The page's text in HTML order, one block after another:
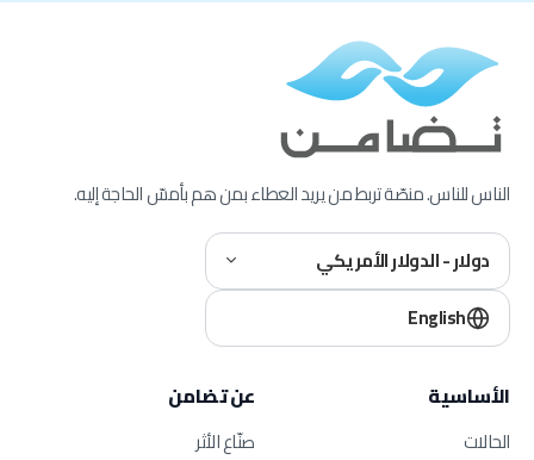
الناس للناس. منصّة تربط من يريد العطاء بمن هم بأمسّ الحاجة إليه.
دولار - الدولار الأمريكي
English
الأساسية
الحالات
عن تضامن
صنّاع الأثر